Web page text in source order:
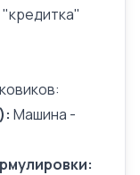
Машина -